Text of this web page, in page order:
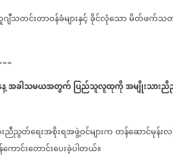
သတင်းတာဝန်ခံများနှင့်ခိုင်လုံသောမိတ်ဖက်သတင်
အခါသမယအတွက်ပြည်သူလူထုကိုအမျိုးသားညီ
ညီညွတ်ရေးအစိုးရအဖွဲ့ဝင်များကတန်ဆောင်မုန်း
ောင်းတောင်းပေးခဲ့ပါတယ်။